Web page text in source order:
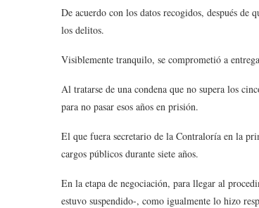
De acuerdo con los datos recogidos, después
los delitos.
Visiblemente tranquilo, se comprometió a
Al tratarse de una condena que no supera los
para no pasar esos años en prisión.
El que fuera secretario de la Contraloría en la
cargos públicos durante siete años.
En la etapa de negociación, para llegar al
estuvo suspendido-, como igualmente lo hizo